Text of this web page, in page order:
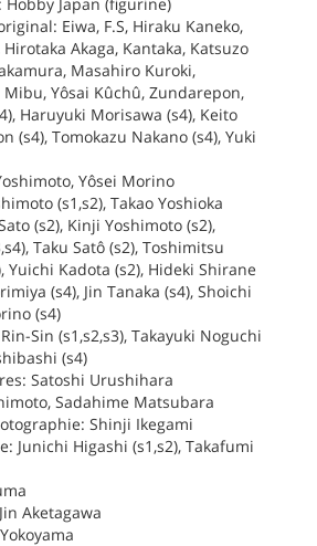
Eiwa, F.S, Hiraku Kaneko,
Akaga, Kantaka, Katsuzo
Masahiro Kuroki,
Yôsai Kûchû, Zundarepon,
Haruyuki Morisawa (s4), Keito
(s4), Tomokazu Nakano (s4), Yuki
Yôsei Morino
(s1,s2), Takao Yoshioka
(s2), Kinji Yoshimoto (s2),
Taku Satô (s2), Toshimitsu
Yuichi Kadota (s2), Hideki Shirane
(s4), Jin Tanaka (s4), Shoichi
(s4)
Sin (s1,s2,s3), Takayuki Noguchi
(s4)
Satoshi Urushihara
Sadahime Matsubara
Shinji Ikegami
Junichi Higashi (s1,s2), Takafumi
Aketagawa